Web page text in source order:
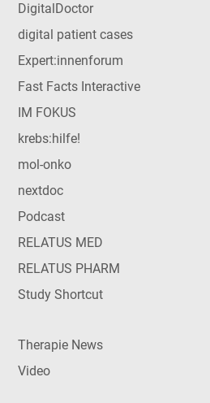
DigitalDoctor
digital patient cases
Expert:innenforum
Fast Facts Interactive
IM FOKUS
krebs:hilfe!
mol-onko
nextdoc
Podcast
RELATUS MED
RELATUS PHARM
Study Shortcut
Therapie News
Video